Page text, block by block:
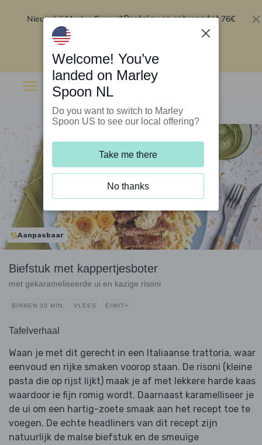
Nieuw bij Marley Spoon?Bestel nu en ontvang tot 76€
Aanpasbaar
Biefstuk met kappertjesboter
met gekarameliseerde ui en kazige risoni
BINNEN 30 MIN. VLEES EIWIT+
Tafelverhaal
Waan je met dit gerecht in een Italiaanse trattoria, waar
eenvoud en rijke smaken voorop staan. De risoni (kleine
pasta die op rijst lijkt) maak je af met lekkere harde kaas
waardoor ie fijn romig wordt. Daarnaast karamelliseer je
de ui om een hartig-zoete smaak aan het recept toe te
voegen. De echte headliners van dit recept zijn
natuurlijk de malse biefstuk en de smeuïge
Welcome! You’ve
landed on Marley
Spoon NL
Do you want to switch to Marley
Spoon US to see our local offering?
Take me there
No thanks